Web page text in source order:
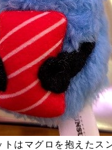
トはマグロを抱えたス